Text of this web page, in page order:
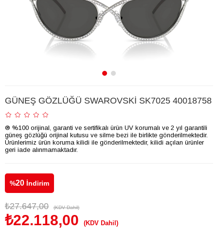
GÜNEŞ GÖZLÜĞÜ SWAROVSKİ SK7025 40018758
® %100 orijinal, garanti ve sertifikalı ürün UV korumalı ve 2 yıl garantili
güneş gözlüğü orijinal kutusu ve silme bezi ile birlikte gönderilmektedir.
Ürünlerimiz ürün koruma kilidi ile gönderilmektedir, kilidi açılan ürünler
geri iade alınmamaktadır.
%20 İndirim
₺27.647,00 (KDV Dahil)
₺22.118,00 (KDV Dahil)